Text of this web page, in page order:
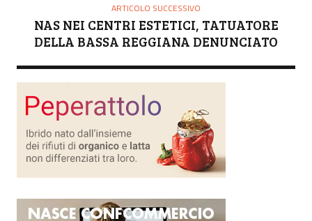
ARTICOLO SUCCESSIVO
NAS NEI CENTRI ESTETICI, TATUATORE
DELLA BASSA REGGIANA DENUNCIATO